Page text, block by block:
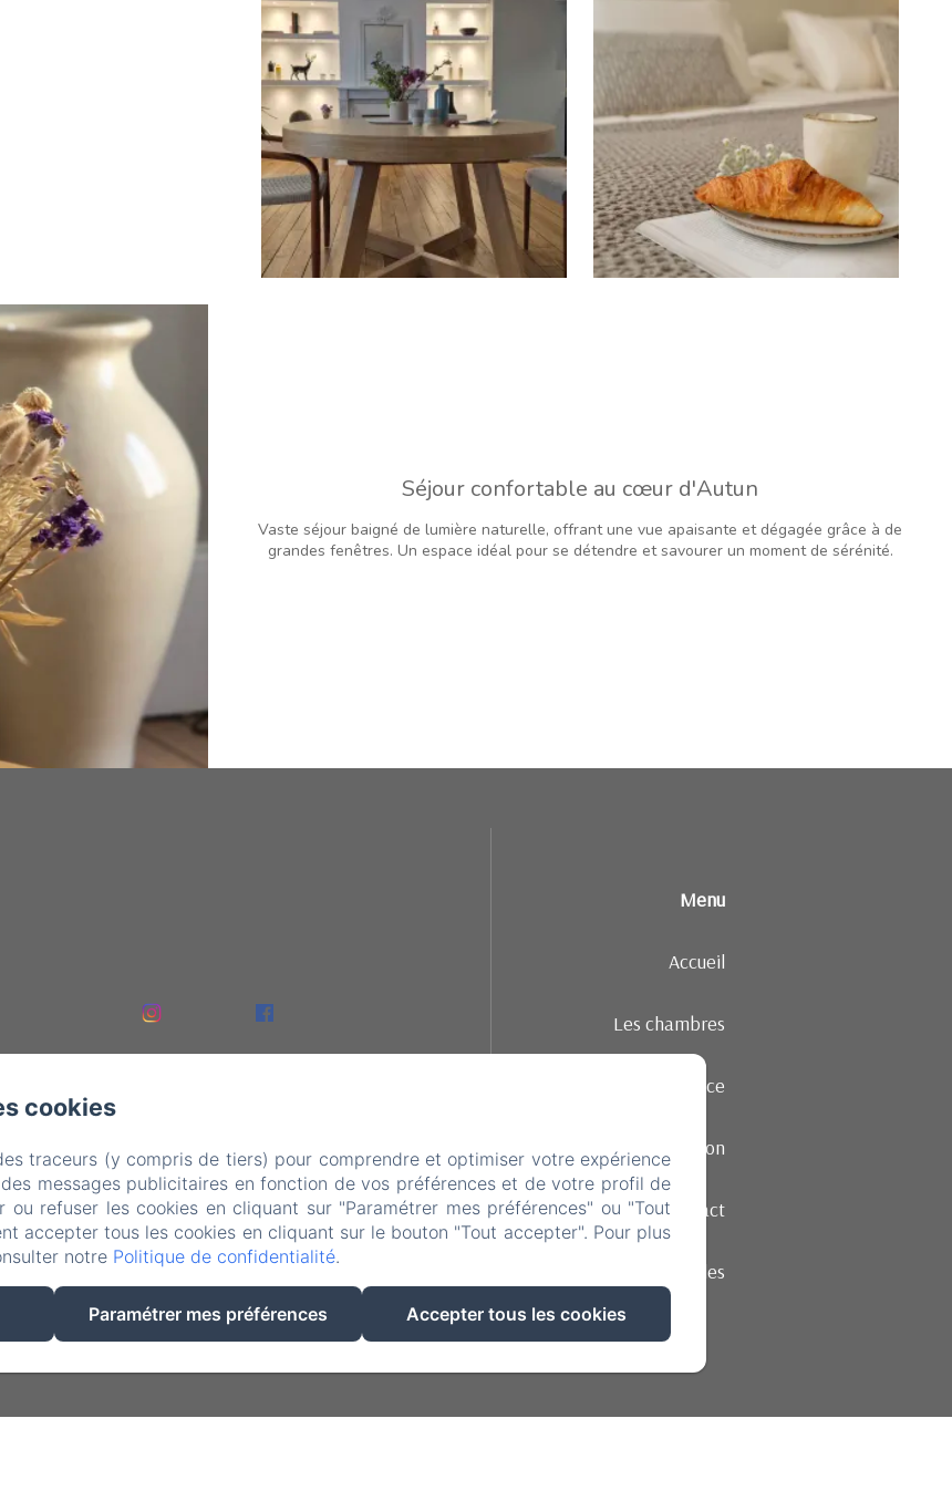
Séjour confortable au cœur d'Autun
Vaste séjour baigné de lumière naturelle, offrant une vue apaisante et dégagée grâce à de
grandes fenêtres. Un espace idéal pour se détendre et savourer un moment de sérénité.
EN FR
NL
Créé par Amenitiz
Conditions Générales de Vente
Menu
Accueil
Les chambres
Ambiance
Restauration
Contact
Mentions légales
cookies
traceurs (y compris de tiers) pour comprendre et optimiser votre expérience
messages publicitaires en fonction de vos préférences et de votre profil de
ou refuser les cookies en cliquant sur "Paramétrer mes préférences" ou "Tout
accepter tous les cookies en cliquant sur le bouton "Tout accepter". Pour plus
notre Politique de confidentialité.
Paramétrer mes préférences Accepter tous les cookies